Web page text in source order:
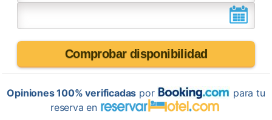
Comprobar disponibilidad
Opiniones 100% verificadas por
para tu
reserva en